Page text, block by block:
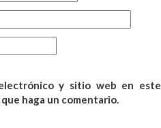
y sitio web en este
haga un comentario.